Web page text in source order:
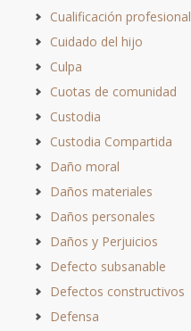
Cualificación profesional
Cuidado del hijo
Culpa
Cuotas de comunidad
Custodia
Custodia Compartida
Daño moral
Daños materiales
Daños personales
Daños y Perjuicios
Defecto subsanable
Defectos constructivos
Defensa